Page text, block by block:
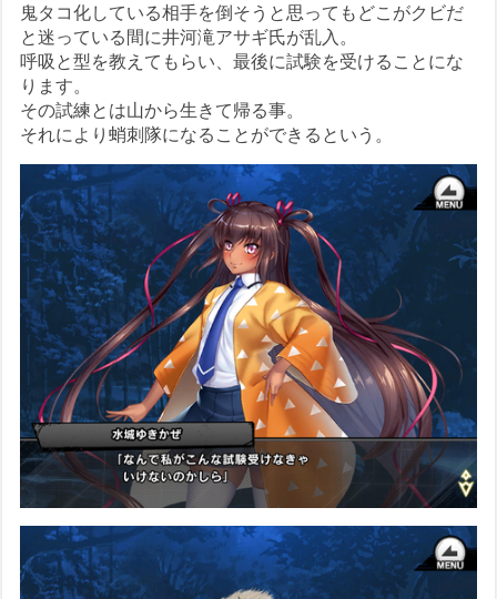
鬼タコ化している相手を倒そうと思ってもどこがクビだ
と迷っている間に井河滝アサギ氏が乱入。
呼吸と型を教えてもらい、最後に試験を受けることにな
ります。
その試練とは山から生きて帰る事。
それにより蛸刺隊になることができるという。